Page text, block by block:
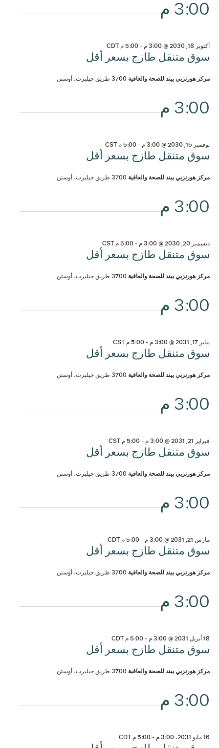
3:00 م
سوق متنقل طازج بسعر أقل
أكتوبر 18, 2030 @ 3:00 م -5:00 م CDT
مركز هورنزبي بيند للصحة والعافية3700 طريق جيلبرت، أوستن
3:00 م
سوق متنقل طازج بسعر أقل
نوفمبر 15, 2030 @ 3:00 م -5:00 م CST
مركز هورنزبي بيند للصحة والعافية3700 طريق جيلبرت، أوستن
3:00 م
سوق متنقل طازج بسعر أقل
ديسمبر 20, 2030 @ 3:00 م -5:00 م CST
مركز هورنزبي بيند للصحة والعافية3700 طريق جيلبرت، أوستن
3:00 م
سوق متنقل طازج بسعر أقل
يناير 17, 2031 @ 3:00 م -5:00 م CST
مركز هورنزبي بيند للصحة والعافية3700 طريق جيلبرت، أوستن
3:00 م
سوق متنقل طازج بسعر أقل
فبراير 21, 2031 @ 3:00 م -5:00 م CST
مركز هورنزبي بيند للصحة والعافية3700 طريق جيلبرت، أوستن
3:00 م
سوق متنقل طازج بسعر أقل
مارس 21, 2031 @ 3:00 م -5:00 م CDT
مركز هورنزبي بيند للصحة والعافية3700 طريق جيلبرت، أوستن
3:00 م
سوق متنقل طازج بسعر أقل
18 أبريل 2031 @ 3:00 م -5:00 م CDT
مركز هورنزبي بيند للصحة والعافية3700 طريق جيلبرت، أوستن
3:00 م
16 مايو 2031، 3:00 م -5:00 م CDT